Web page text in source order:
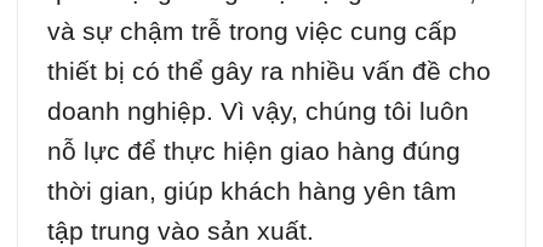
và sự chậm trễ trong việc cung cấp
thiết bị có thể gây ra nhiều vấn đề cho
doanh nghiệp. Vì vậy, chúng tôi luôn
nỗ lực để thực hiện giao hàng đúng
thời gian, giúp khách hàng yên tâm
tập trung vào sản xuất.